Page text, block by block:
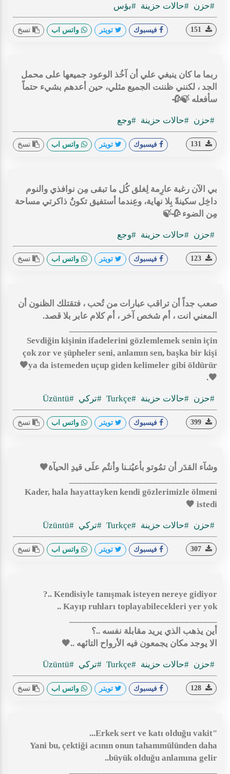
#حزن #حالات حزينة #بؤس
فيسبوك تويتر واتس اب نسخ
ربما ‏ما كان ينبغي علي أن آخُذ الوعود جميعها على محمل
الجد ، لكنني ظننت الجميع مثلي، حين أعدهم بشيء حتماً
سأفعله 🍃🥀
#حزن #حالات حزينة #وجع
فيسبوك تويتر واتس اب نسخ
بي الآن رغبة عارِمة لِغلق كُل ما تبقى مِن نوافذي والنوم
داخِل سكينةً بِلا نهاية، وعِندما أستفيق تكونُ ذاكرتي مساحة
مِن الضوء 🥀🍃
#حزن #حالات حزينة #وجع
فيسبوك تويتر واتس اب نسخ
‏صعب جداً أن تراقب عبارات من تُحب ، فتقتلك الظنون أن
المعني انت ، أم شخص آخر ، أم كلام عابر بلا قصد.
Sevdiğin kişinin ifadelerini gözlemlemek senin için
çok zor ve şüpheler seni, anlamın sen, başka bir kişi
ya da istemeden uçup giden kelimeler gibi öldürür🖤
🖤.
#حزن #حالات حزينة #Turkçe #تركي #Üzüntü
فيسبوك تويتر واتس اب نسخ
وشآء القدَر أن تمُوتو بأعيُنـنا وأنتُم علَى قيدِ الحيآة🖤
Kader, hala hayattayken kendi gözlerimizle ölmeni
istedi 🖤
#حزن #حالات حزينة #Turkçe #تركي #Üzüntü
فيسبوك تويتر واتس اب نسخ
Kendisiyle tanışmak isteyen nereye gidiyor ..?
Kayıp ruhları toplayabilecekleri yer yok ..
أين يذهب الذي يريد مقابلة نفسه ..؟
الا يوجد مكان يجمعون فيه الأرواح التائهه ..🖤
#حزن #حالات حزينة #Turkçe #تركي #Üzüntü
فيسبوك تويتر واتس اب نسخ
"Erkek sert ve katı olduğu vakit...
Yani bu, çektiği acının onun tahammülünden daha
büyük olduğu anlamına gelir..